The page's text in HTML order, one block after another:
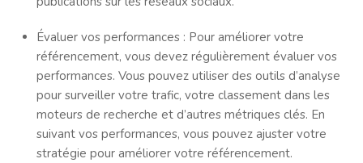
Évaluer vos performances : Pour améliorer votre
référencement, vous devez régulièrement évaluer vos
performances. Vous pouvez utiliser des outils d’analyse
pour surveiller votre trafic, votre classement dans les
moteurs de recherche et d’autres métriques clés. En
suivant vos performances, vous pouvez ajuster votre
stratégie pour améliorer votre référencement.